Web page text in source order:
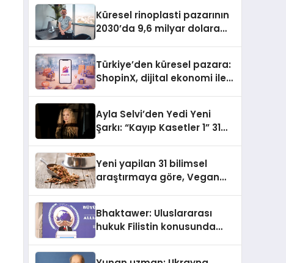
Küresel rinoplasti pazarının
2030’da 9,6 milyar dolara
Türkiye’den küresel pazara:
ShopinX, dijital ekonomi ile
Ayla Selvi’den Yedi Yeni
Şarkı: “Kayıp Kasetler 1” 31
Yeni yapilan 31 bilimsel
araştırmaya göre, Vegan
Sindirildiğini Ortaya Koydu
Bhaktawer: Uluslararası
hukuk Filistin konusunda